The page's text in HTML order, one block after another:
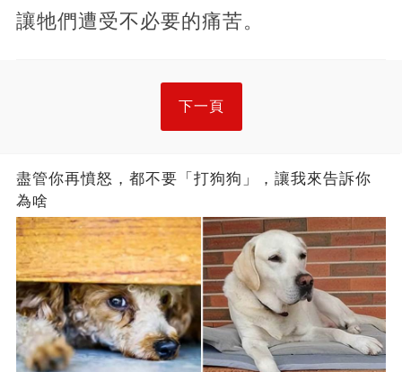
讓牠們遭受不必要的痛苦。
下一頁
盡管你再憤怒，都不要「打狗狗」，讓我來告訴你
為啥